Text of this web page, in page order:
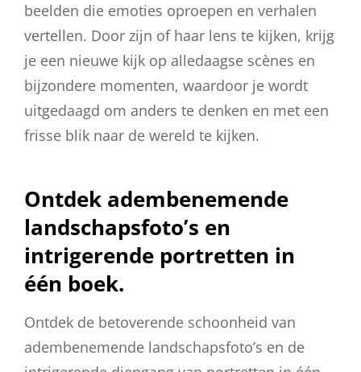
beelden die emoties oproepen en verhalen
vertellen. Door zijn of haar lens te kijken, krijg
je een nieuwe kijk op alledaagse scènes en
bijzondere momenten, waardoor je wordt
uitgedaagd om anders te denken en met een
frisse blik naar de wereld te kijken.
Ontdek adembenemende
landschapsfoto’s en
intrigerende portretten in
één boek.
Ontdek de betoverende schoonheid van
adembenemende landschapsfoto’s en de